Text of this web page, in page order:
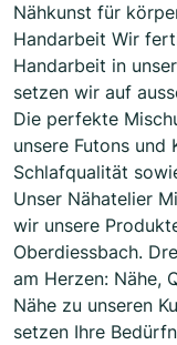
Nähkunst für
Handarbeit Wir
Handarbeit in
setzen wir auf
Die perfekte
unsere Futons und
Schlafqualität
Unser Nähatelier
wir unsere
Oberdiessbach.
am Herzen: Nähe,
Nähe zu unseren
setzen Ihre